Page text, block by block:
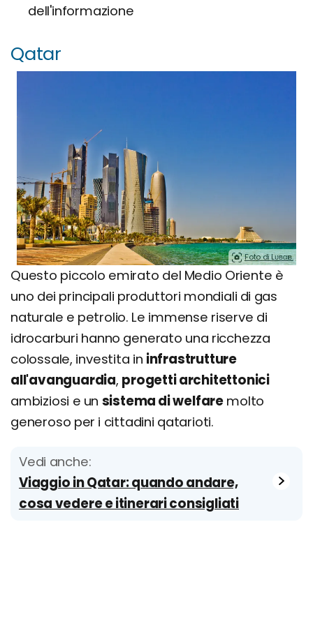
dell'informazione
Qatar
Foto di Lυвαιв.
Questo piccolo emirato del Medio Oriente è
uno dei principali produttori mondiali di gas
naturale e petrolio. Le immense riserve di
idrocarburi hanno generato una ricchezza
colossale, investita in infrastrutture
all'avanguardia, progetti architettonici
ambiziosi e un sistema di welfaremolto
generoso per i cittadini qatarioti.
Vedi anche:
Viaggio in Qatar: quando andare,
cosa vedere e itinerari consigliati